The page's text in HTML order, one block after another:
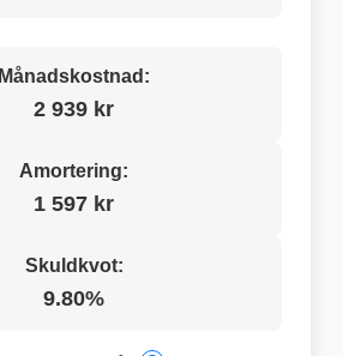
Månadskostnad:
2 939 kr
Amortering:
1 597 kr
Skuldkvot:
9.80%